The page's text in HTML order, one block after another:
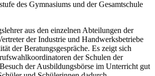
des Gymnasiums und der Gesamtschule
aus den einzelnen Abteilungen der
der Industrie und Handwerksbetriebe
der Beratungsgespräche. Es zeigt sich
der Schulen der
der Ausbildungsbörse im Unterricht gut